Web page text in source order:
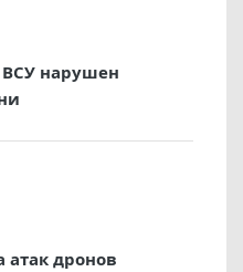
ВСУ нарушен
атак дронов